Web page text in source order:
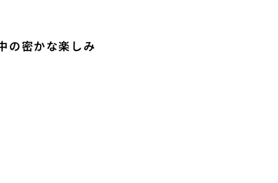
の密かな楽しみ